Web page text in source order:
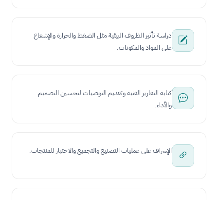
دراسة تأثير الظروف البيئية مثل الضغط والحرارة والإشعاع
على المواد والمكونات.
كتابة التقارير الفنية وتقديم التوصيات لتحسين التصميم
والأداء.
الإشراف على عمليات التصنيع والتجميع والاختبار للمنتجات.